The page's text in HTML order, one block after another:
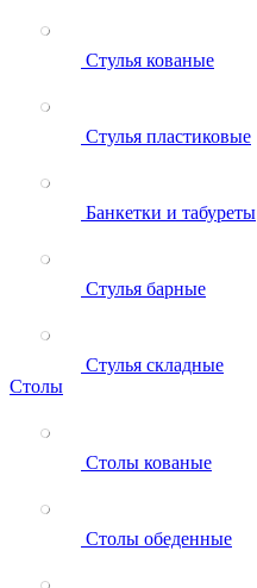
Стулья кованые
Стулья пластиковые
Банкетки и табуреты
Стулья барные
Стулья складные
Столы
Столы кованые
Столы обеденные